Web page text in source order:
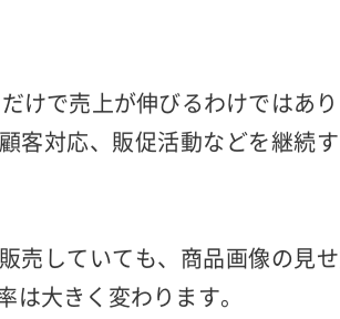
法で売上が変わる
、商品の質はもちろんのこと
客対応、販促活動などを継続